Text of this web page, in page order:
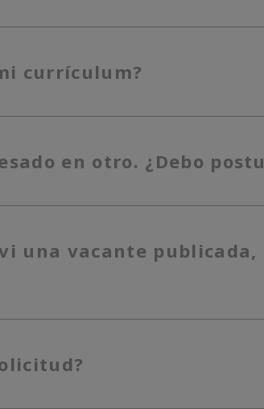
currículum?
en otro. ¿Debo
una vacante publicada,